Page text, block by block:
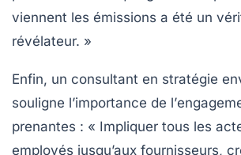
viennent les émissions a été un
révélateur. »
Enfin, un consultant en stratégie
souligne l’importance de l’
prenantes : « Impliquer tous les
employés jusqu’aux fournisseurs,